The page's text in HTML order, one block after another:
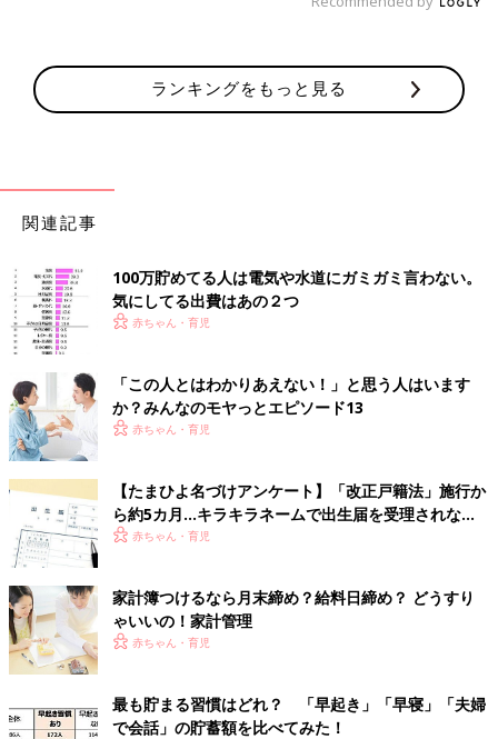
ランキングをもっと見る
関連記事
100万貯めてる人は電気や水道にガミガミ言わない。
気にしてる出費はあの２つ
赤ちゃん・育児
「この人とはわかりあえない！」と思う人はいます
か？みんなのモヤっとエピソード13
赤ちゃん・育児
【たまひよ名づけアンケート】「改正戸籍法」施行か
ら約5カ月…キラキラネームで出生届を受理されなか
った人はいた…? アンケートで実態調査！
赤ちゃん・育児
家計簿つけるなら月末締め？給料日締め？ どうすり
ゃいいの！家計管理
赤ちゃん・育児
最も貯まる習慣はどれ？ 「早起き」「早寝」「夫婦
で会話」の貯蓄額を比べてみた！